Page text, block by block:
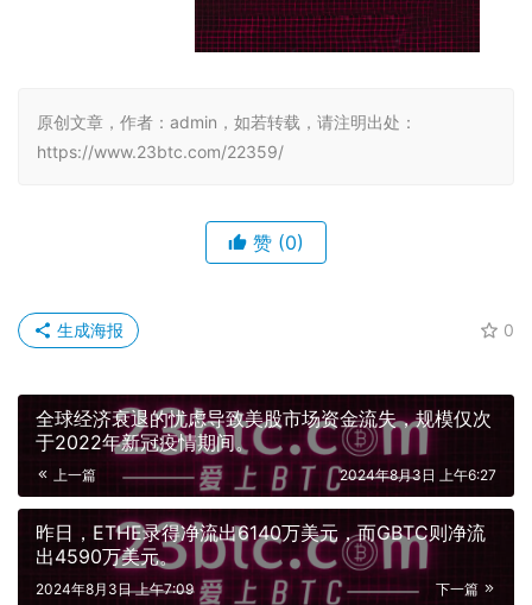
原创文章，作者：admin，如若转载，请注明出处：
https://www.23btc.com/22359/
赞 (0)
0
生成海报
全球经济衰退的忧虑导致美股市场资金流失，规模仅次
于2022年新冠疫情期间。
上一篇 2024年8月3日 上午6:27
昨日，ETHE录得净流出6140万美元，而GBTC则净流
出4590万美元。
下一篇
2024年8月3日 上午7:09